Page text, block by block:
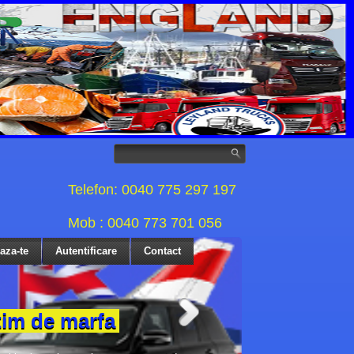
Telefon: 0040 775 297 197
Mob : 0040 773 701 056
de marfa
Aerian
te Autentificare Contact